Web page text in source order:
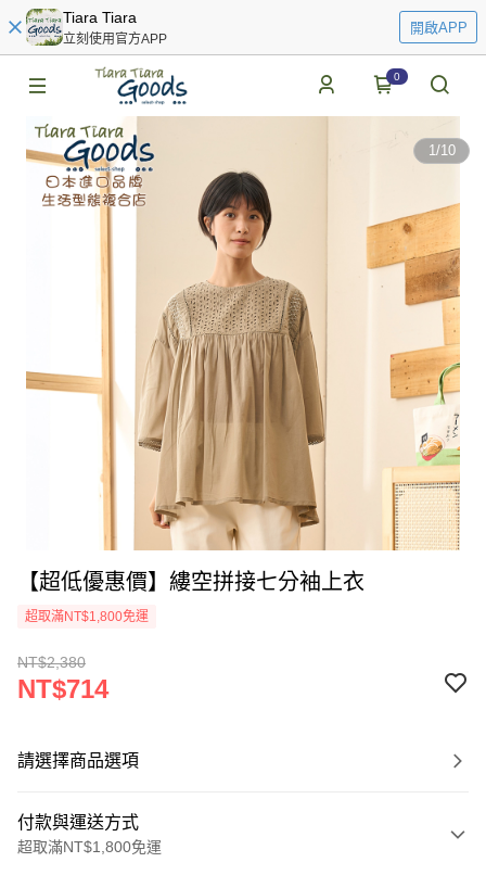
Tiara Tiara
立刻使用官方APP
開啟APP
0
1/10
【超低優惠價】縷空拼接七分袖上衣
超取滿NT$1,800免運
NT$2,380
NT$714
請選擇商品選項
付款與運送方式
超取滿NT$1,800免運